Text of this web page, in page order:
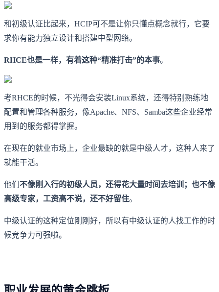
和初级认证比起来，HCIP可不是让你只懂点概念就行，它要
求你有能力独立设计和搭建中型网络。
RHCE也是一样，有着这种“精准打击”的本事。
考RHCE的时候，不光得会安装Linux系统，还得特别熟练地
配置和管理各种服务，像Apache、NFS、Samba这些企业经常
用到的服务都得掌握。
在现在的就业市场上，企业最缺的就是中级人才，这种人来了
就能干活。
他们 不像刚入行的初级人员，还得花大量时间去培训；也不像
高级专家，工资高不说，还不好留住。
中级认证的这种定位刚刚好，所以有中级认证的人找工作的时
候竞争力可强啦。